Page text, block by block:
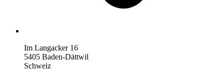
Im Langacker 16
5405 Baden-Dättwil
Schweiz